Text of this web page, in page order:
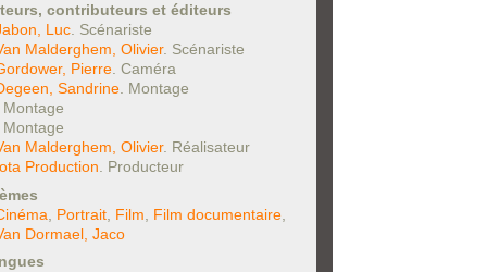
contributeurs et éditeurs
Luc. Scénariste
Malderghem, Olivier. Scénariste
Pierre. Caméra
Sandrine. Montage
Montage
Montage
Malderghem, Olivier. Réalisateur
Production. Producteur
Portrait Film Film documentaire
Dormael, Jaco